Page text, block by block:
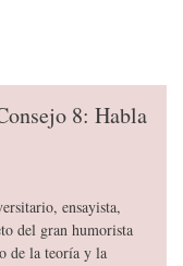
8: Habla
ensayista,
del gran humorista
de la teoría y la